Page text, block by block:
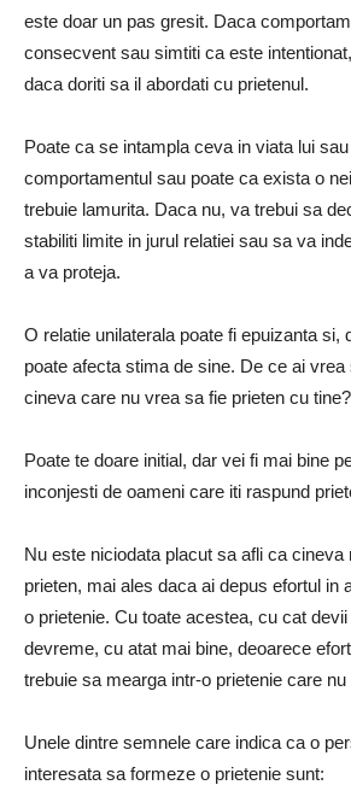
este doar un pas gresit. Daca
consecvent sau simtiti ca este
daca doriti sa il abordati cu prietenul.
Poate ca se intampla ceva in viata lui
comportamentul sau poate ca exista o
trebuie lamurita. Daca nu, va trebui sa
stabiliti limite in jurul relatiei sau sa va
a va proteja.
O relatie unilaterala poate fi epuizanta si,
poate afecta stima de sine. De ce ai vrea
cineva care nu vrea sa fie prieten cu tine?
Poate te doare initial, dar vei fi mai bine
inconjesti de oameni care iti raspund
Nu este niciodata placut sa afli ca cineva
prieten, mai ales daca ai depus efortul in
o prietenie. Cu toate acestea, cu cat
devreme, cu atat mai bine, deoarece
trebuie sa mearga intr-o prietenie care
Unele dintre semnele care indica ca o
interesata sa formeze o prietenie sunt: